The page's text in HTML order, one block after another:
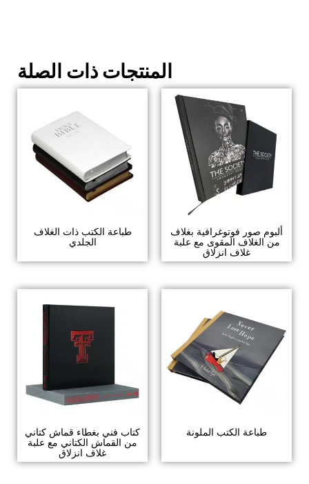
المنتجات ذات الصلة
طباعة الكتب ذات الغلاف
الجلدي
ألبوم صور فوتوغرافية بغلاف
من الغلاف المقوى مع علبة
غلاف انزلاق
كتاب فني بغطاء قماش كتاني
من القماش الكتاني مع علبة
غلاف انزلاق
طباعة الكتب الملونة